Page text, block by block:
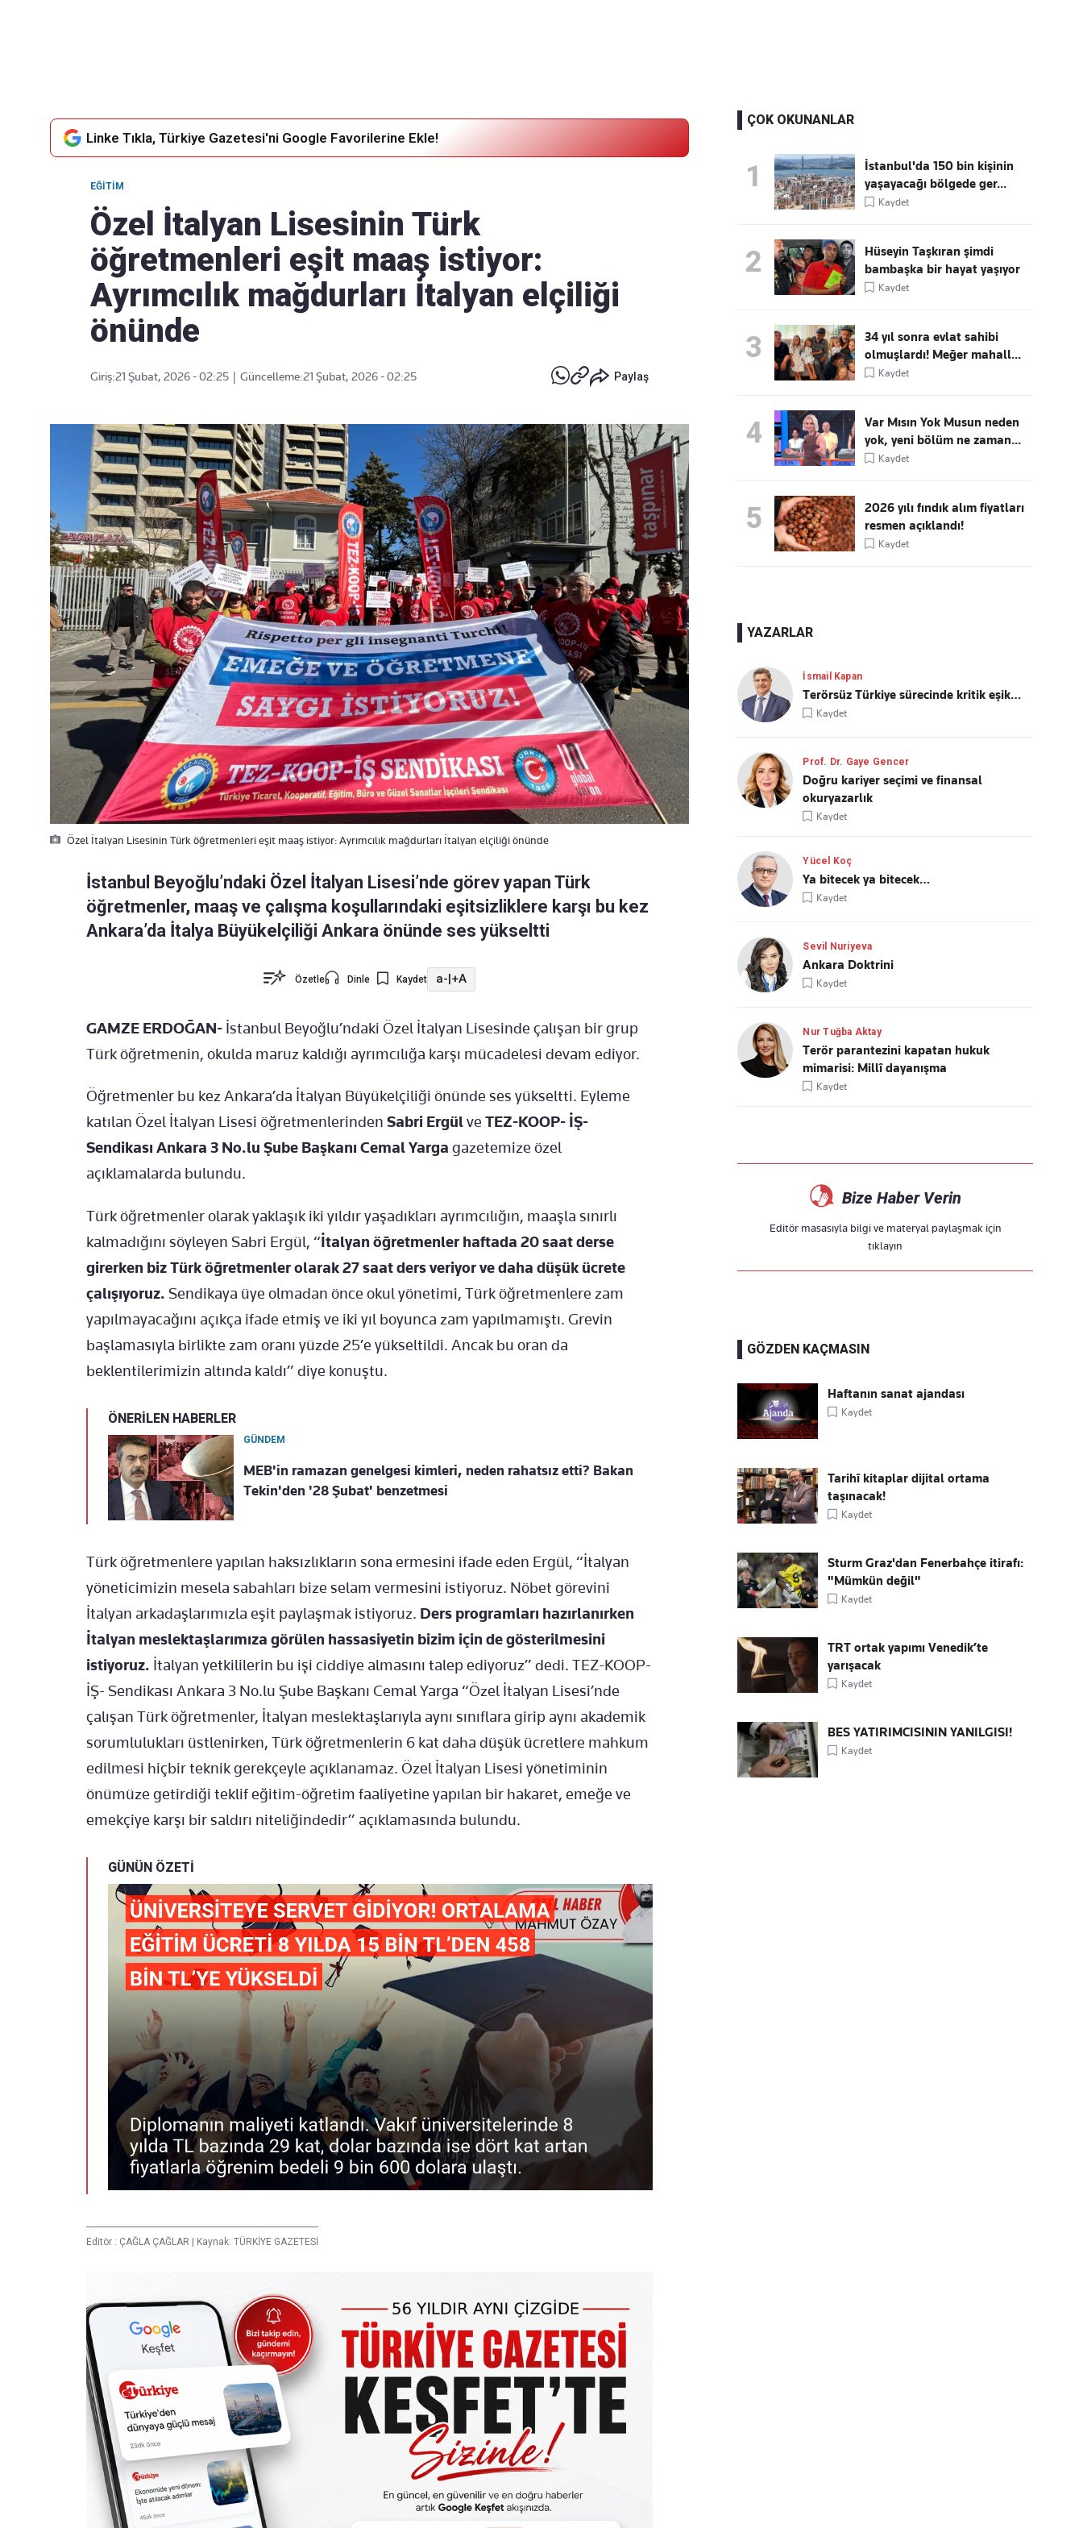
Linke Tıkla, Türkiye Gazetesi'ni Google Favorilerine Ekle!
EĞITIM
Özel İtalyan Lisesinin Türk
öğretmenleri eşit maaş istiyor:
Ayrımcılık mağdurları İtalyan elçiliği
önünde
Giriş:21 Şubat, 2026 - 02:25 Güncelleme:21 Şubat, 2026 - 02:25 Paylaş
Özel İtalyan Lisesinin Türk öğretmenleri eşit maaş istiyor: Ayrımcılık mağdurları İtalyan elçiliği önünde
İstanbul Beyoğlu’ndaki Özel İtalyan Lisesi’nde görev yapan Türk
öğretmenler, maaş ve çalışma koşullarındaki eşitsizliklere karşı bu kez
Ankara’da İtalya Büyükelçiliği Ankara önünde ses yükseltti
Özetle Dinle Kaydet a- +A
GAMZE ERDOĞAN- İstanbul Beyoğlu’ndaki Özel İtalyan Lisesinde çalışan bir grup
Türk öğretmenin, okulda maruz kaldığı ayrımcılığa karşı mücadelesi devam ediyor.
Öğretmenler bu kez Ankara’da İtalyan Büyükelçiliği önünde ses yükseltti. Eyleme
katılan Özel İtalyan Lisesi öğretmenlerinden Sabri Ergülve TEZ-KOOP- İŞ-
Sendikası Ankara 3 No.lu Şube Başkanı Cemal Yarga gazetemize özel
açıklamalarda bulundu.
Türk öğretmenler olarak yaklaşık iki yıldır yaşadıkları ayrımcılığın, maaşla sınırlı
kalmadığını söyleyen Sabri Ergül, “İtalyan öğretmenler haftada 20 saat derse
girerken biz Türk öğretmenler olarak 27 saat ders veriyor ve daha düşük ücrete
çalışıyoruz. Sendikaya üye olmadan önce okul yönetimi, Türk öğretmenlere zam
yapılmayacağını açıkça ifade etmiş ve iki yıl boyunca zam yapılmamıştı. Grevin
başlamasıyla birlikte zam oranı yüzde 25’e yükseltildi. Ancak bu oran da
beklentilerimizin altında kaldı” diye konuştu.
ÖNERİLEN HABERLER
GÜNDEM
MEB'in ramazan genelgesi kimleri, neden rahatsız etti? Bakan
Tekin'den '28 Şubat' benzetmesi
Türk öğretmenlere yapılan haksızlıkların sona ermesini ifade eden Ergül, “İtalyan
yöneticimizin mesela sabahları bize selam vermesini istiyoruz. Nöbet görevini
İtalyan arkadaşlarımızla eşit paylaşmak istiyoruz. Ders programları hazırlanırken
İtalyan meslektaşlarımıza görülen hassasiyetin bizim için de gösterilmesini
istiyoruz. İtalyan yetkililerin bu işi ciddiye almasını talep ediyoruz” dedi. TEZ-KOOP-
İŞ- Sendikası Ankara 3 No.lu Şube Başkanı Cemal Yarga “Özel İtalyan Lisesi’nde
çalışan Türk öğretmenler, İtalyan meslektaşlarıyla aynı sınıflara girip aynı akademik
sorumlulukları üstlenirken, Türk öğretmenlerin 6 kat daha düşük ücretlere mahkum
edilmesi hiçbir teknik gerekçeyle açıklanamaz. Özel İtalyan Lisesi yönetiminin
önümüze getirdiği teklif eğitim-öğretim faaliyetine yapılan bir hakaret, emeğe ve
emekçiye karşı bir saldırı niteliğindedir” açıklamasında bulundu.
GÜNÜN ÖZETİ
Editör : ÇAĞLA ÇAĞLAR Kaynak: TÜRKİYE GAZETESİ
ÇOK OKUNANLAR
1
İstanbul'da 150 bin kişinin
yaşayacağı bölgede ger...
Kaydet
2
Hüseyin Taşkıran şimdi
bambaşka bir hayat yaşıyor
Kaydet
3
34 yıl sonra evlat sahibi
olmuşlardı! Meğer mahall...
Kaydet
4
Var Mısın Yok Musun neden
yok, yeni bölüm ne zaman...
Kaydet
5
2026 yılı fındık alım fiyatları
resmen açıklandı!
Kaydet
YAZARLAR
İsmail Kapan
Terörsüz Türkiye sürecinde kritik eşik…
Kaydet
Prof. Dr. Gaye Gencer
Doğru kariyer seçimi ve finansal
okuryazarlık
Kaydet
Yücel Koç
Ya bitecek ya bitecek…
Kaydet
Sevil Nuriyeva
Ankara Doktrini
Kaydet
Nur Tuğba Aktay
Terör parantezini kapatan hukuk
mimarisi: Millî dayanışma
Kaydet
Bize Haber Verin
Editör masasıyla bilgi ve materyal paylaşmak için
tıklayın
GÖZDEN KAÇMASIN
Haftanın sanat ajandası
Kaydet
Tarihî kitaplar dijital ortama
taşınacak!
Kaydet
Sturm Graz'dan Fenerbahçe itirafı:
"Mümkün değil"
Kaydet
TRT ortak yapımı Venedik’te
yarışacak
Kaydet
BES YATIRIMCISININ YANILGISI!
Kaydet